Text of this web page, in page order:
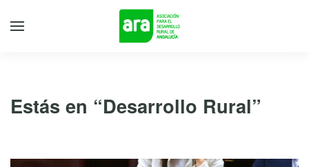
Estás en “Desarrollo Rural”